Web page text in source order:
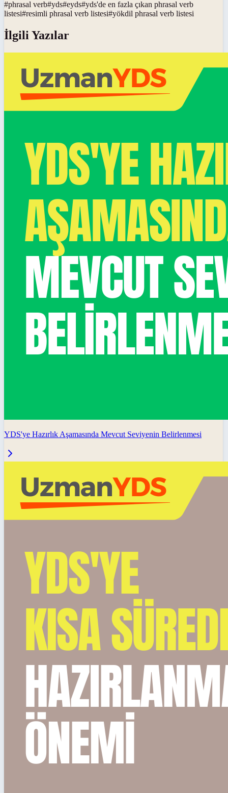
#phrasal verb#yds#eyds#yds'de en fazla çıkan phrasal verb
listesi#resimli phrasal verb listesi#yökdil phrasal verb listesi
İlgili Yazılar
YDS'ye Hazırlık Aşamasında Mevcut Seviyenin Belirlenmesi